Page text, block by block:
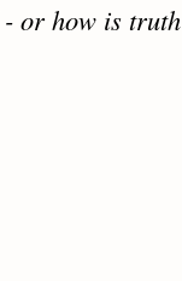
or how is